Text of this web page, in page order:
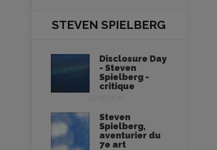
STEVEN SPIELBERG
Disclosure Day
- Steven
Spielberg -
critique
Steven
Spielberg,
aventurier du
7e art